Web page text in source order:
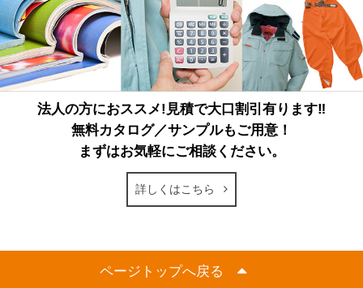
法人の方におススメ!見積で大口割引有ります‼
無料カタログ／サンプルもご用意！
まずはお気軽にご相談ください。
詳しくはこちら
ページトップへ戻る